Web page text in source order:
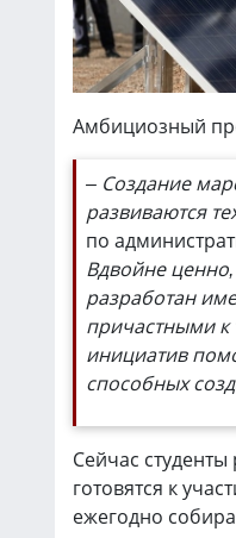
Амбициозный
– Создание
развиваются
по
Вдвойне
разработан
причастными к
инициатив
способных
Сейчас
готовятся к
ежегодно